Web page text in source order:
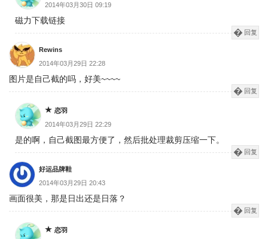
2014年03月30日 09:19
磁力下载链接
回复
Rewins
2014年03月29日 22:28
图片是自己截的吗，好美~~~~
回复
恋羽
2014年03月29日 22:29
是的啊，自己截图最方便了，然后批处理裁剪压缩一下。
回复
好运品牌鞋
2014年03月29日 20:43
画面很美，那是日出还是日落？
回复
恋羽